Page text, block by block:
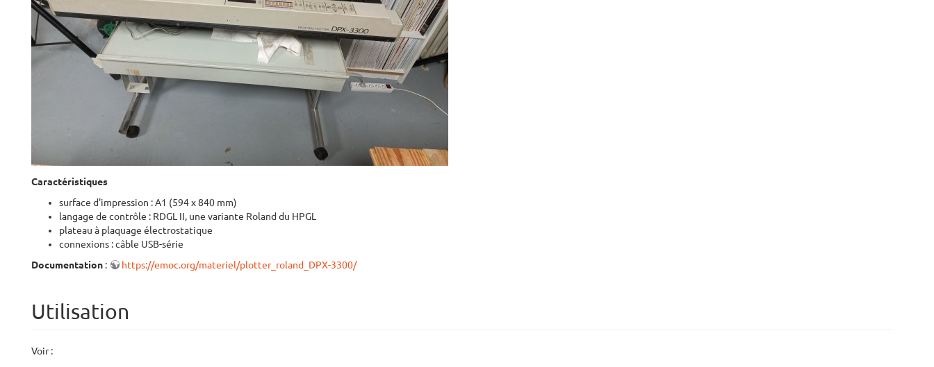
Caractéristiques
surface d'impression : A1 (594 x 840 mm)
langage de contrôle : RDGL II, une variante Roland du HPGL
plateau à plaquage électrostatique
connexions : câble USB-série
Documentation : https://emoc.org/materiel/plotter_roland_DPX-3300/
Utilisation
Voir :